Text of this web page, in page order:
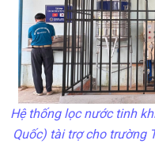
Hệ thống lọc nước tinh
Quốc) tài trợ cho trường